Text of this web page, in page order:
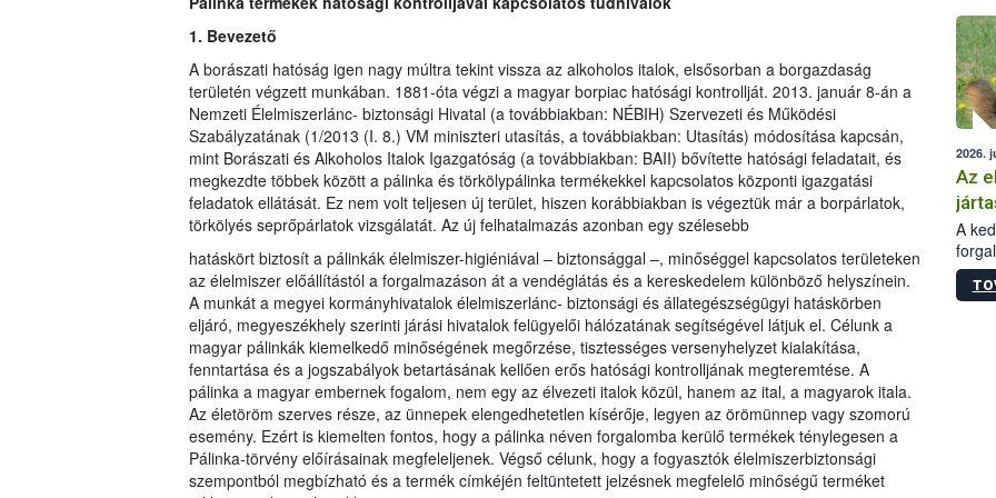
1. Bevezető
A borászati hatóság igen nagy múltra tekint vissza az alkoholos italok, elsősorban a borgazdaság
területén végzett munkában. 1881-óta végzi a magyar borpiac hatósági kontrollját. 2013. január 8-án a
Nemzeti Élelmiszerlánc- biztonsági Hivatal (a továbbiakban: NÉBIH) Szervezeti és Működési
Szabályzatának (1/2013 (I. 8.) VM miniszteri utasítás, a továbbiakban: Utasítás) módosítása kapcsán,
mint Borászati és Alkoholos Italok Igazgatóság (a továbbiakban: BAII) bővítette hatósági feladatait, és
megkezdte többek között a pálinka és törkölypálinka termékekkel kapcsolatos központi igazgatási
feladatok ellátását. Ez nem volt teljesen új terület, hiszen korábbiakban is végeztük már a borpárlatok,
törkölyés seprőpárlatok vizsgálatát. Az új felhatalmazás azonban egy szélesebb
hatáskört biztosít a pálinkák élelmiszer-higiéniával – biztonsággal –, minőséggel kapcsolatos területeken
az élelmiszer előállítástól a forgalmazáson át a vendéglátás és a kereskedelem különböző helyszínein.
A munkát a megyei kormányhivatalok élelmiszerlánc- biztonsági és állategészségügyi hatáskörben
eljáró, megyeszékhely szerinti járási hivatalok felügyelői hálózatának segítségével látjuk el. Célunk a
magyar pálinkák kiemelkedő minőségének megőrzése, tisztességes versenyhelyzet kialakítása,
fenntartása és a jogszabályok betartásának kellően erős hatósági kontrolljának megteremtése. A
pálinka a magyar embernek fogalom, nem egy az élvezeti italok közül, hanem az ital, a magyarok itala.
Az életöröm szerves része, az ünnepek elengedhetetlen kísérője, legyen az örömünnep vagy szomorú
esemény. Ezért is kiemelten fontos, hogy a pálinka néven forgalomba kerülő termékek ténylegesen a
Pálinka-törvény előírásainak megfeleljenek. Végső célunk, hogy a fogyasztók élelmiszerbiztonsági
szempontból megbízható és a termék címkéjén feltüntetett jelzésnek megfelelő minőségű terméket
2026.
Az
A